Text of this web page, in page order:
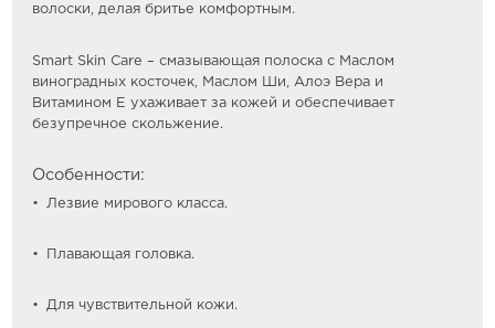
волоски, делая бритье комфортным.
Smart Skin Care – смазывающая полоска с Маслом
виноградных косточек, Маслом Ши, Алоэ Вера и
Витамином Е ухаживает за кожей и обеспечивает
безупречное скольжение.
Особенности:
Лезвие мирового класса.
Плавающая головка.
Для чувствительной кожи.